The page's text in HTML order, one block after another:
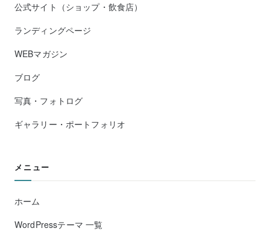
公式サイト（ショップ・飲食店）
ランディングページ
WEBマガジン
ブログ
写真・フォトログ
ギャラリー・ポートフォリオ
メニュー
ホーム
WordPressテーマ 一覧